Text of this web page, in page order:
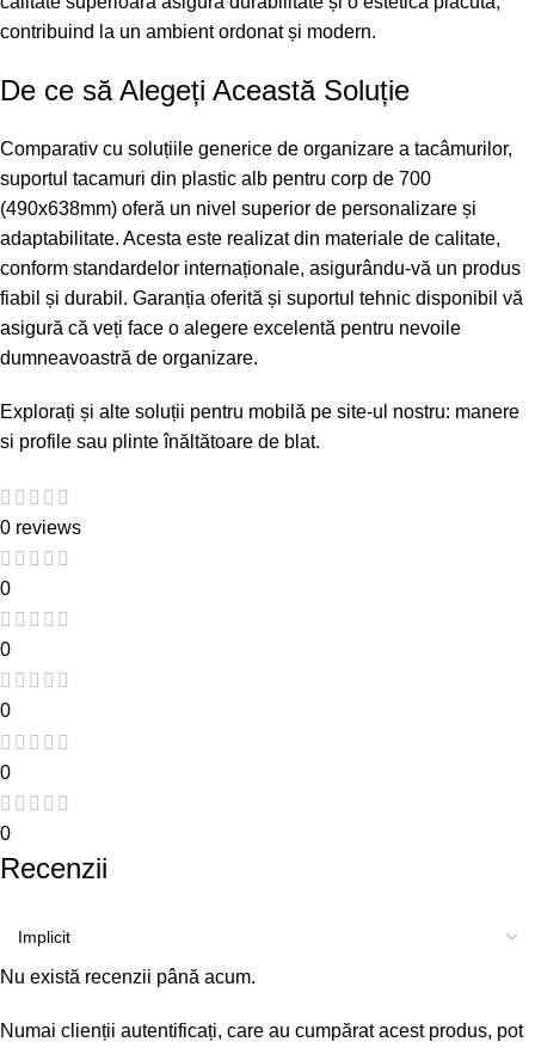
contribuind la un ambient ordonat și modern.
De ce să Alegeți Această Soluție
Comparativ cu soluțiile generice de organizare a tacâmurilor,
suportul tacamuri din plastic alb pentru corp de 700
(490x638mm) oferă un nivel superior de personalizare și
adaptabilitate. Acesta este realizat din materiale de calitate,
conform standardelor internaționale, asigurându-vă un produs
fiabil și durabil. Garanția oferită și suportul tehnic disponibil vă
asigură că veți face o alegere excelentă pentru nevoile
dumneavoastră de organizare.
Explorați și alte soluții pentru mobilă pe site-ul nostru: manere
si profile sau plinte înăltătoare de blat.
0 reviews
0
0
0
0
0
Recenzii
Nu există recenzii până acum.
Numai clienții autentificați, care au cumpărat acest produs, pot